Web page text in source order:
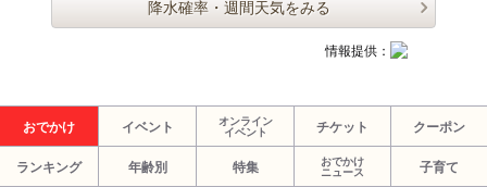
降水確率・週間天気をみる
情報提供：
おでかけ イベント
オンライン
イベント
チケット クーポン
ランキング 年齢別 特集
おでかけ
ニュース
子育て